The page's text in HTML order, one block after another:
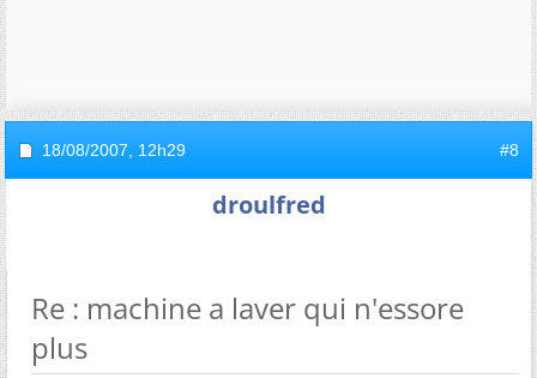
18/08/2007, 12h29 #8
droulfred
Re : machine a laver qui n'essore
plus